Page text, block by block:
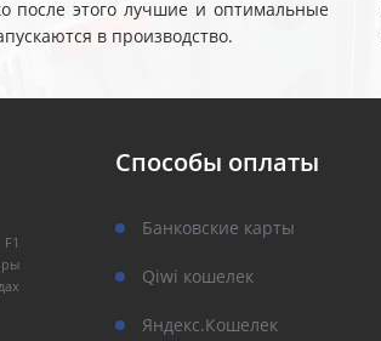
после этого лучшие и оптимальные
в производство.
Способы оплаты
Банковские карты
Qiwi кошелек
Яндекс.Кошелек